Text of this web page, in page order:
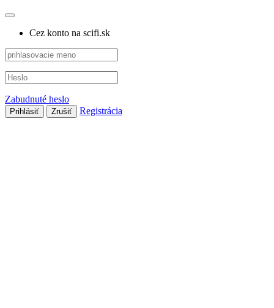
Cez konto na scifi.sk
Zabudnuté heslo
Prihlásiť Zrušiť Registrácia